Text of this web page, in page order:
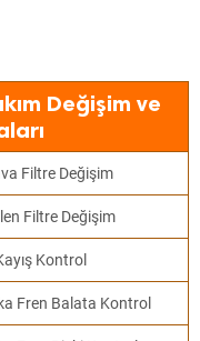
Değişim ve
Filtre Değişim
Filtre Değişim
Kontrol
Fren Balata Kontrol